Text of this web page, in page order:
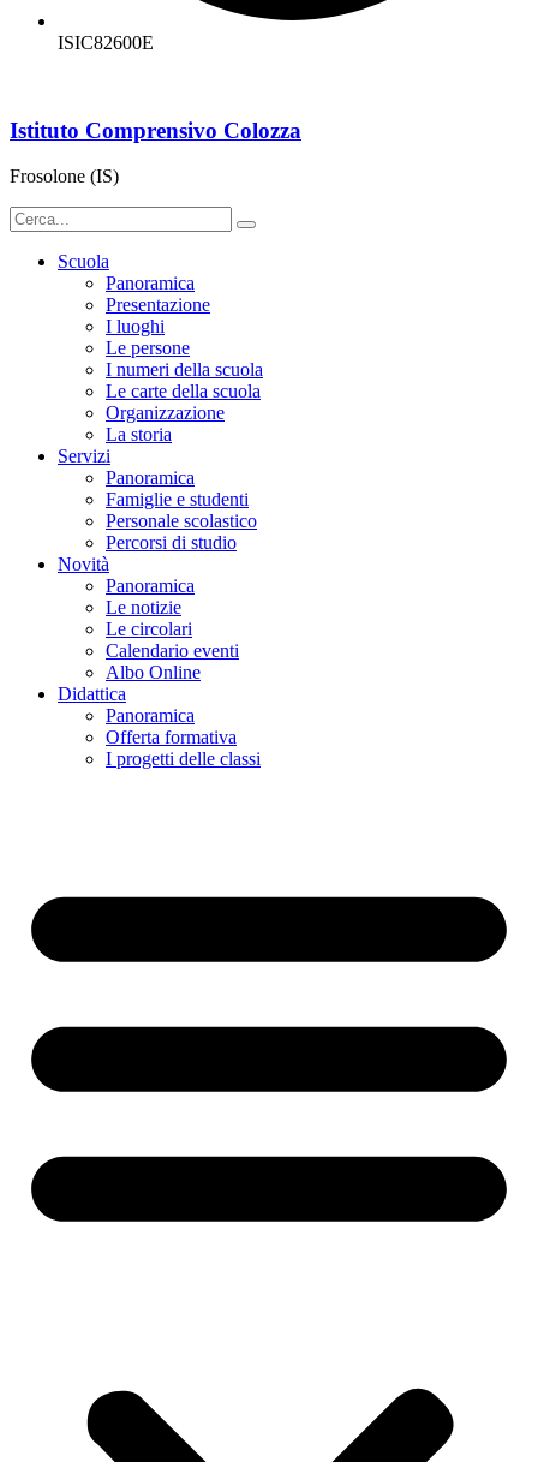
ISIC82600E
Istituto Comprensivo Colozza
Frosolone (IS)
Scuola
Panoramica
Presentazione
I luoghi
Le persone
I numeri della scuola
Le carte della scuola
Organizzazione
La storia
Servizi
Panoramica
Famiglie e studenti
Personale scolastico
Percorsi di studio
Novità
Panoramica
Le notizie
Le circolari
Calendario eventi
Albo Online
Didattica
Panoramica
Offerta formativa
I progetti delle classi